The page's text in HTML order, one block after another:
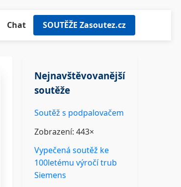
Chat SOUTĚŽE Zasoutez.cz
Nejnavštěvovanější
soutěže
Soutěž s podpalovačem
Zobrazení: 443×
Vypečená soutěž ke
100letému výročí trub
Siemens